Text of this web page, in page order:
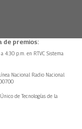
de premios:
4:30 p.m. en RTVC Sistema
Nacional Radio Nacional
de Tecnologías de la